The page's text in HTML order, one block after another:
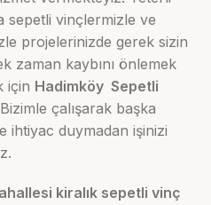
sepetli vinçlermizle ve
projelerinizde gerek sizin
zaman kaybını önlemek
için Hadimköy Sepetli
çalışarak başka
ihtiyac duymadan işinizi
kiralık sepetli vinç